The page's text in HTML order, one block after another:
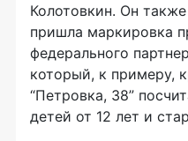
Колотовкин. Он
пришла маркировка
федерального
который, к примеру,
“Петровка, 38”
детей от 12 лет и